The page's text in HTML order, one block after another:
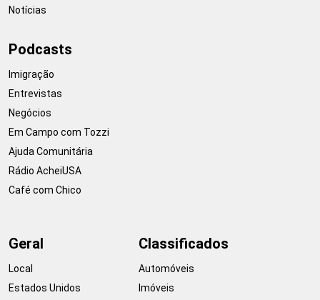
Notícias
Podcasts
Imigração
Entrevistas
Negócios
Em Campo com Tozzi
Ajuda Comunitária
Rádio AcheiUSA
Café com Chico
Geral
Local
Estados Unidos
Classificados
Automóveis
Imóveis